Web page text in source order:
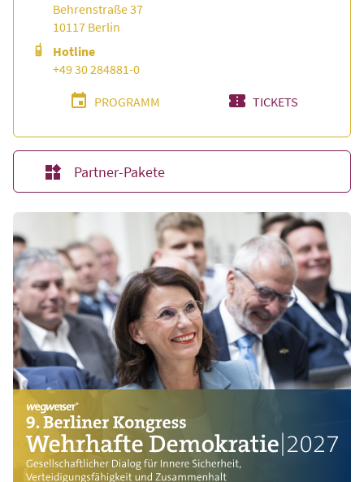
Behrenstraße 37
10117 Berlin
Hotline
+49 30 284881-0
PROGRAMM
TICKETS
Partner-Pakete